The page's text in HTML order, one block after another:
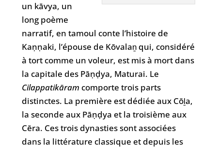
un kāvya, un
long poème
narratif, en tamoul conte l’histoire de
Kaṇṇaki, l’épouse de Kōvalaṉ qui, considéré
à tort comme un voleur, est mis à mort dans
la capitale des Pāṇḍya, Maturai. Le
Cilappatikāram comporte trois parts
distinctes. La première est dédiée aux Cōḻa,
la seconde aux Pāṇḍya et la troisième aux
Cēra. Ces trois dynasties sont associées
dans la littérature classique et depuis les